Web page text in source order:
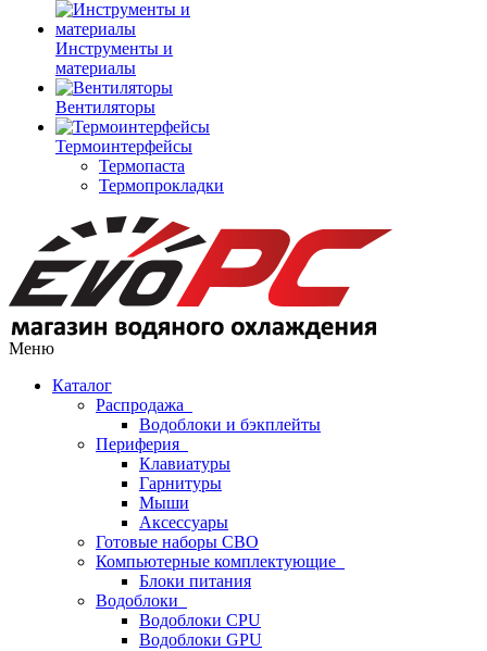
Инструменты и
материалы
Вентиляторы
Термоинтерфейсы
Термопаста
Термопрокладки
Меню
Каталог
Распродажа
Водоблоки и бэкплейты
Периферия
Клавиатуры
Гарнитуры
Мыши
Аксессуары
Готовые наборы СВО
Компьютерные комплектующие
Блоки питания
Водоблоки
Водоблоки CPU
Водоблоки GPU